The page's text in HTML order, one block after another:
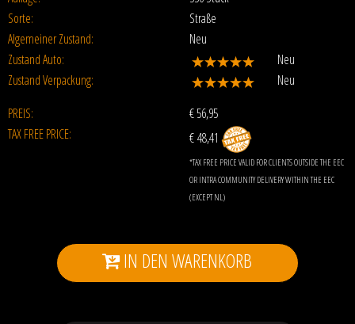
Sorte:
Straße
Algemeiner Zustand:
Neu
Zustand Auto:
Neu
Zustand Verpackung:
Neu
PREIS:
€56,95
TAX FREE PRICE:
€ 48,41
*TAX FREE PRICE VALID FOR CLIENTS OUTSIDE THE EEC
OR INTRA COMMUNITY DELIVERY WITHIN THE EEC
(EXCEPT NL)
IN DEN WARENKORB